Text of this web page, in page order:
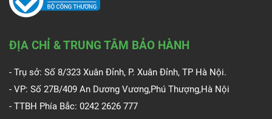
ĐỊA CHỈ & TRUNG TÂM BẢO HÀNH
- Trụ sở: Số 8/323 Xuân Đỉnh, P. Xuân Đỉnh, TP Hà Nội.
- VP: Số 27B/409 An Dương Vương,Phú Thượng,Hà Nội
- TTBH Phía Bắc: 0242 2626 777